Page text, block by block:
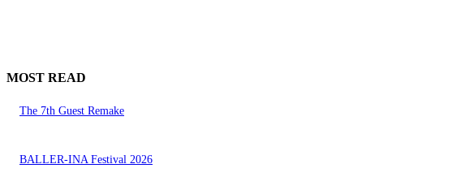
MOST READ
The 7th Guest Remake
BALLER-INA Festival 2026